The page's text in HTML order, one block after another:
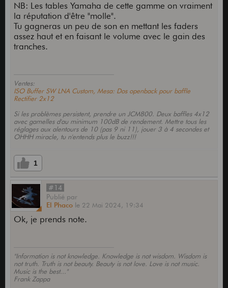
NB: Les tables Yamaha de cette gamme on vraiment
la réputation d'être "molle".
Tu gagneras un peu de son en mettant les faders
assez haut et en faisant le volume avec le gain des
tranches.
Ventes:
ISO Buffer SW LNA Custom, Mesa: Dos openback pour baffle
Rectifier 2x12
Si les problèmes persistent, prendre un JCM800. Deux baffles 4x12
avec gamelles d'au minimum 100dB de rendement. Mettre tous les
réglages aux alentours de 10 (pas 9 ni 11), jouer 3 à 4 secondes et
OHHH miracle, tu n'entends plus le buzz!!!
1
#14
Publié par
El Phaco le 22 Mai 2024, 19:34
Ok, je prends note.
"Information is not knowledge. Knowledge is not wisdom. Wisdom is
not truth. Truth is not beauty. Beauty is not love. Love is not music.
Music is the best..."
Frank Zappa